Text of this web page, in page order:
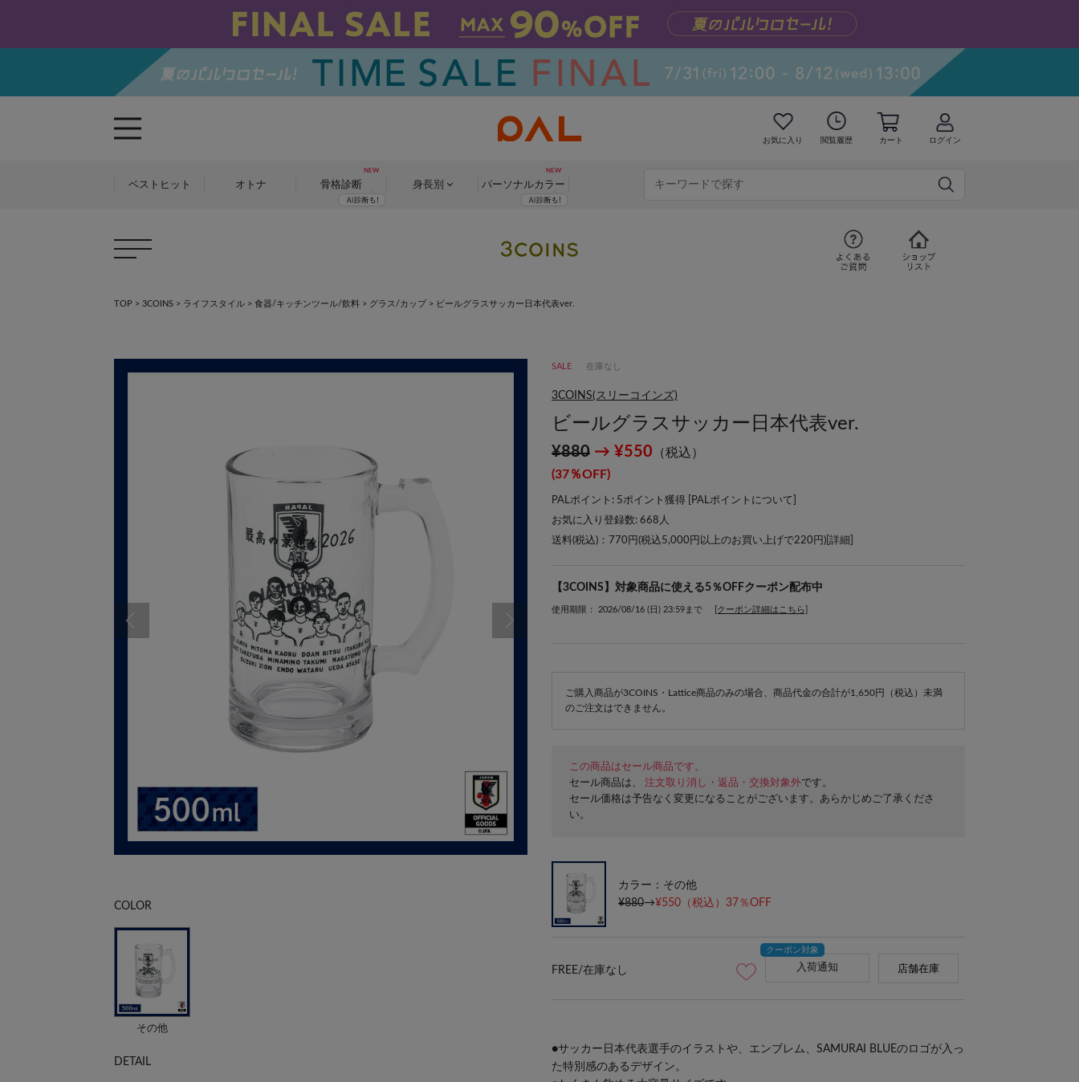
お気に入り 閲覧履歴 カート ログイン
ベストヒット オトナ 骨格診断 身長別 パーソナルカラー
TOP > 3COINS > ライフスタイル > 食器/キッチンツール/飲料 > グラス/カップ > ビールグラスサッカー日本代表ver.
COLOR
その他
DETAIL
SALE 在庫なし
3COINS(スリーコインズ)
ビールグラスサッカー日本代表ver.
¥880 → ¥550 （税込）
(37％OFF)
PALポイント: 5ポイント獲得 [ PALポイントについて
お気に入り登録数: 668 人
送料(税込)：770円(税込5,000円以上のお買い上げで220円)[ 詳細
【3COINS】対象商品に使える5％OFFクーポン配布中
使用期限： 2026/08/16 (日) 23:59まで [クーポン詳細はこちら]
ご購入商品が3COINS・Lattice商品のみの場合、商品代金の合計が1,650円（税込）未満
のご注文はできません。
この商品はセール商品です。
セール商品は、 注文取り消し・返品・交換対象外です。
セール価格は予告なく変更になることがございます。あらかじめご了承くださ
い。
カラー：その他
¥880→¥550 （税込）37％OFF
FREE/在庫なし 入荷通知 店舗在庫
●サッカー日本代表選手のイラストや、エンブレム、SAMURAI BLUEのロゴが入っ
た特別感のあるデザイン。